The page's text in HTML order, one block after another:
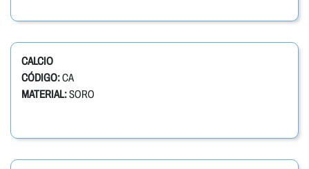
CALCIO
CÓDIGO:CA
MATERIAL:SORO